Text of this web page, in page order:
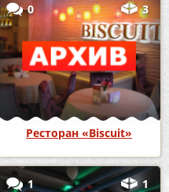
0 3
Ресторан «Biscuit»
1 1